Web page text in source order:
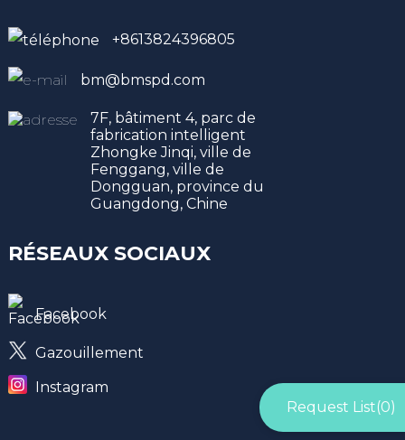
+8613824396805
bm@bmspd.com
7F, bâtiment 4, parc de
fabrication intelligent
Zhongke Jinqi, ville de
Fenggang, ville de
Dongguan, province du
Guangdong, Chine
RÉSEAUX SOCIAUX
Facebook
Gazouillement
Instagram
Request List(0)